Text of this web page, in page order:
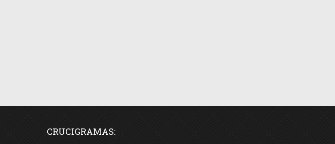
CRUCIGRAMAS: